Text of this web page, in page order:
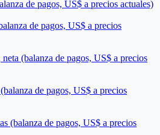
de pagos, US$ a precios actuales)
de pagos, US$ a precios
(balanza de pagos, US$ a precios
de pagos, US$ a precios
(balanza de pagos, US$ a precios